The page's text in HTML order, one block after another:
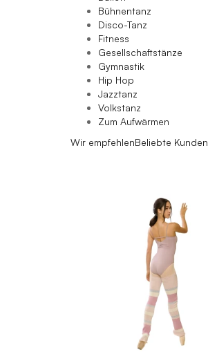
Bühnentanz
Disco-Tanz
Fitness
Gesellschaftstänze
Gymnastik
Hip Hop
Jazztanz
Volkstanz
Zum Aufwärmen
Wir empfehlenBeliebte Kunden